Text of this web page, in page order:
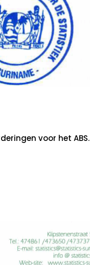
voor het ABS.